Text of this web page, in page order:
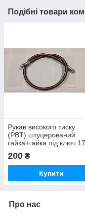
Подібні товари
Рукав високого тиску
(РВT) штуцерований
гайка+гайка під ключ
1SN DN6 М14х1,5
DKM
200 ₴
Купити
Про нас